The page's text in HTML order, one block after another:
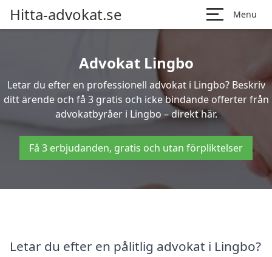
Hitta-advokat.se Menu
Advokat Lingbo
Letar du efter en professionell advokat i Lingbo? Beskriv
ditt ärende och få 3 gratis och icke bindande offerter från
advokatbyråer i Lingbo – direkt här.
Få 3 erbjudanden, gratis och utan förpliktelser
Letar du efter en pålitlig advokat i Lingbo?